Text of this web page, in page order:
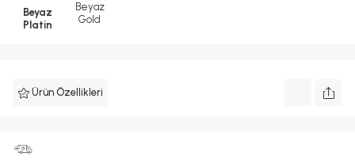
Beyaz
Platin
Beyaz
Gold
Ürün Özellikleri